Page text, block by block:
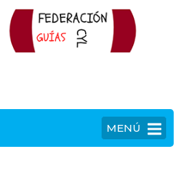
MENÚ